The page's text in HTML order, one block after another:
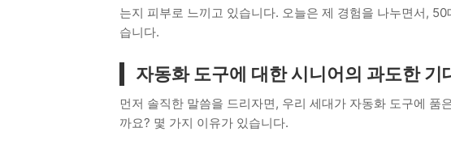
는지 피부로 느끼고 있습니다. 오늘은 제 경험을 나누면서,
습니다.
자동화 도구에 대한 시니어의 과도한 기
먼저 솔직한 말씀을 드리자면, 우리 세대가 자동화 도구에
까요? 몇 가지 이유가 있습니다.